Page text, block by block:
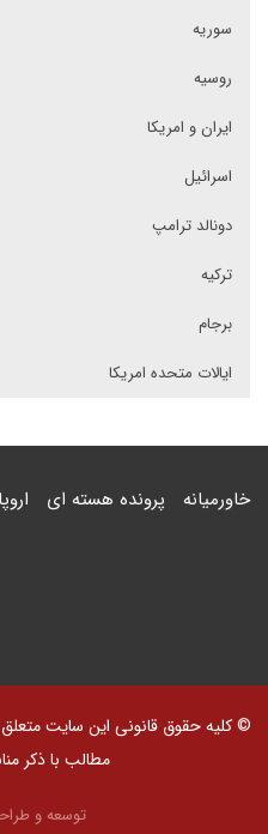
سوریه
روسیه
ایران و امریکا
اسرائیل
دونالد ترامپ
ترکیه
برجام
ایالات متحده امریکا
خاورمیانه پرونده هسته ای اروپا
© کلیه حقوق قانونی این سایت متعلق
مطالب با ذکر
توسعه و